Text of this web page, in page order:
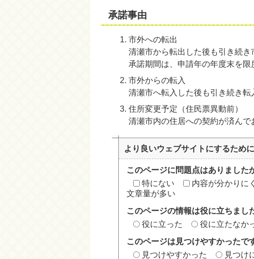
承諾事由
市外への転出
清瀬市から転出した後も引き続き
承諾期間は、申請年の年度末を限
市外からの転入
清瀬市へ転入した後も引き続き転
住所変更予定（住民票異動前）
清瀬市内の住居への契約が済んで
より良いウェブサイトにするため
このページに問題点はありました
特にない
内容が分かりに
文章量が多い
このページの情報は役に立ちまし
役に立った
役に立たなか
このページは見つけやすかったで
見つけやすかった
見つけ